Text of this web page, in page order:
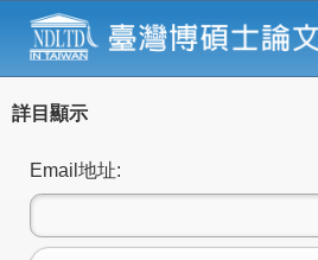
詳目顯示
Email地址: